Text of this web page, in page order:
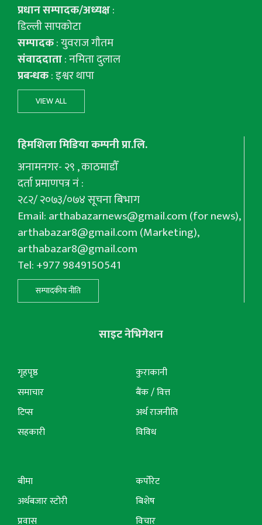
प्रधान सम्पादक/अध्यक्ष:
डिल्ली सापकोटा
सम्पादक: युवराज गाैतम
संवाददाता: नमिता दुलाल
प्रबन्धक: इश्वर थापा
VIEW ALL
हिमशिला मिडिया कम्पनी प्रा.लि.
अनामनगर- २९ , काठमाडौँ
दर्ता प्रमाणपत्र नं :
२८२/ २०७३/०७४ सूचना बिभाग
Email:arthabazarnews@gmail.com(for news),
arthabazar8@gmail.com(Marketing),
arthabazar8@gmail.com
Tel: +977 9849150541
सम्पादकीय नीति
साइट नेभिगेशन
गृहपृष्ठ
समाचार
टिप्स
सहकारी
कुराकानी
बैंक / वित्त
अर्थ राजनीति
विविध
बीमा
अर्थबजार स्टोरी
प्रवास
कर्पोरेट
बिशेष
विचार